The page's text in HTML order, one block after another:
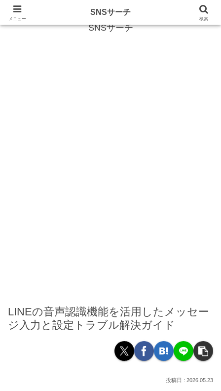
SNSサーチ
LINEの音声認識機能を活用したメッセー
ジ入力と設定トラブル解決ガイド
2026.05.23
メニュー
SNSサーチ
検索